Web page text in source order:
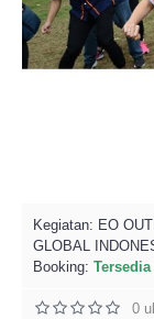
Kegiatan: EO
GLOBAL
Booking: Tersedia
0